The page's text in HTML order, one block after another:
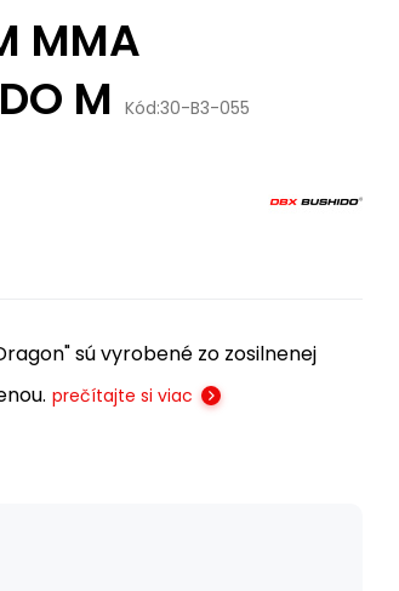
MMA
M
Kód:30-B3-055
sú vyrobené zo zosilnenej
prečítajte si viac